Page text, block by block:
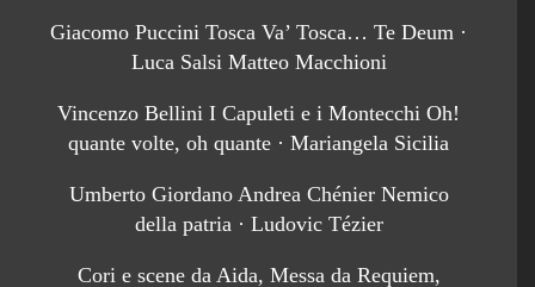
Giacomo Puccini Tosca Va’ Tosca… Te Deum ·
Luca Salsi Matteo Macchioni
Vincenzo Bellini I Capuleti e i Montecchi Oh!
quante volte, oh quante · Mariangela Sicilia
Umberto Giordano Andrea Chénier Nemico
della patria · Ludovic Tézier
Cori e scene da Aida, Messa da Requiem,